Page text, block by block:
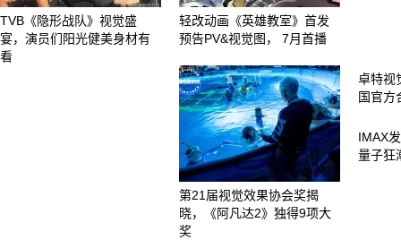
TVB《隐形战队》视觉盛
宴，演员们阳光健美身材有
看
轻改动画《英雄教室》首发
预告PV&视觉图， 7月首播
第21届视觉效果协会奖揭
晓，《阿凡达2》独得9项大
奖
卓特视
国官方
IMAX
量子狂